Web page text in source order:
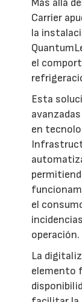
Más allá
Carrier
la
el
Esta
en
el
operación.
La
elemento